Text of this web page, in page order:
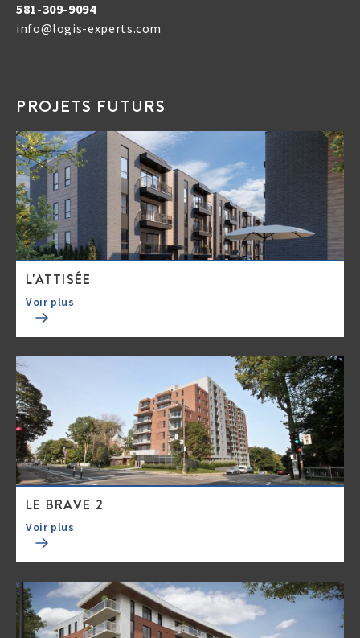
581-309-9094
info@logis-experts.com
PROJETS FUTURS
L'ATTISÉE
Voir plus
LE BRAVE 2
Voir plus